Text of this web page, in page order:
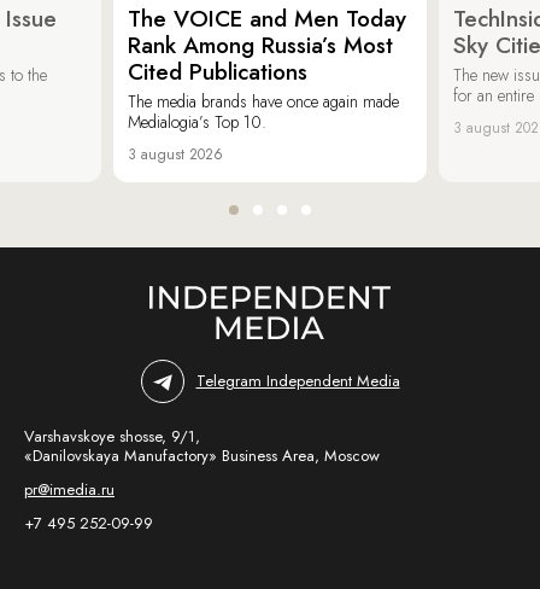
to the
The VOICE and Men Today
Rank Among Russia’s Most
Cited Publications
The media brands have once again made
Medialogia’s Top 10.
3 august 2026
Sky
The new
for an entire
3 august
Telegram Independent Media
Varshavskoye shosse, 9/1,
«Danilovskaya Manufactory» Business Area, Moscow
pr@imedia.ru
+7 495 252-09-99